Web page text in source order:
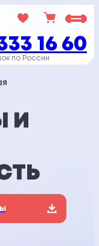
16 60
по России
И